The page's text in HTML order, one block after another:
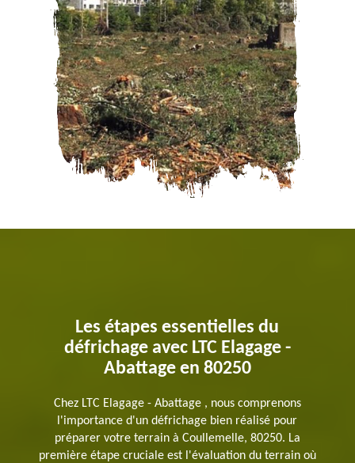
Les étapes essentielles du
défrichage avec LTC Elagage -
Abattage en 80250
Chez LTC Elagage - Abattage , nous comprenons
l'importance d'un défrichage bien réalisé pour
préparer votre terrain à Coullemelle, 80250. La
première étape cruciale est l'évaluation du terrain où